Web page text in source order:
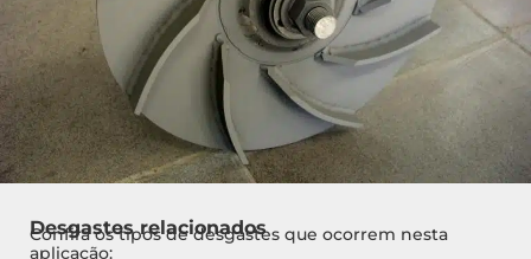
Desgastes relacionados
Confira os tipos de desgastes que ocorrem nesta
aplicação: